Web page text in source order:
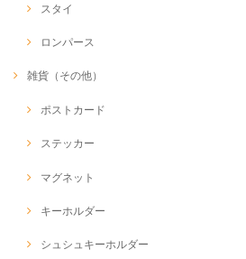
スタイ
ロンパース
雑貨（その他）
ポストカード
ステッカー
マグネット
キーホルダー
シュシュキーホルダー